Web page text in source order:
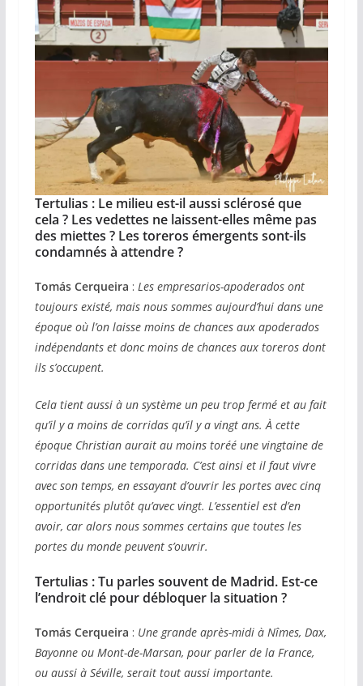
Tertulias : Le milieu est-il aussi sclérosé que
cela ? Les vedettes ne laissent-elles même pas
des miettes ? Les toreros émergents sont-ils
condamnés à attendre ?
Tomás Cerqueira : Les empresarios-apoderados ont
toujours existé, mais nous sommes aujourd’hui dans une
époque où l’on laisse moins de chances aux apoderados
indépendants et donc moins de chances aux toreros dont
ils s’occupent.
Cela tient aussi à un système un peu trop fermé et au fait
qu’il y a moins de corridas qu’il y a vingt ans. À cette
époque Christian aurait au moins toréé une vingtaine de
corridas dans une temporada. C’est ainsi et il faut vivre
avec son temps, en essayant d’ouvrir les portes avec cinq
opportunités plutôt qu’avec vingt. L’essentiel est d’en
avoir, car alors nous sommes certains que toutes les
portes du monde peuvent s’ouvrir.
Tertulias :Tu parles souvent de Madrid. Est-ce
l’endroit clé pour débloquer la situation ?
Tomás Cerqueira : Une grande après-midi à Nîmes, Dax,
Bayonne ou Mont-de-Marsan, pour parler de la France,
ou aussi à Séville, serait tout aussi importante.